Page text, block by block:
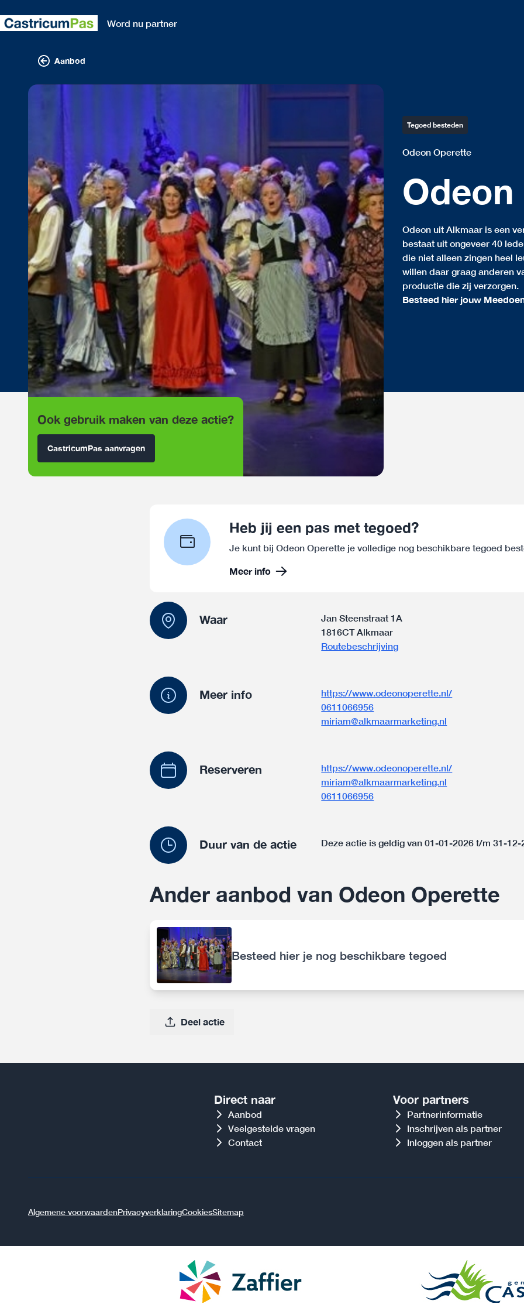
Word nu partner
Aanbod
Tegoed besteden
Odeon Operette
Odeon uit Alkmaar is een
bestaat uit ongeveer 40
die niet alleen zingen heel
willen daar graag anderen
productie die zij verzorgen.
Besteed hier jouw
Ook gebruik maken van deze actie?
CastricumPas aanvragen
Heb jij een pas met tegoed?
Je kunt bij Odeon Operette je volledige nog beschikbare tegoed
Meer info
Waar
Jan Steenstraat 1A
1816CT Alkmaar
Routebeschrijving
Meer info
https://www.odeonoperette.nl/
0611066956
miriam@alkmaarmarketing.nl
Reserveren
https://www.odeonoperette.nl/
miriam@alkmaarmarketing.nl
0611066956
Duur van de actie Deze actie is geldig van 01-01-2026 t/m 31-12-
Ander aanbod van Odeon Operette
Besteed hier je nog beschikbare tegoed
Deel actie
Direct naar
Aanbod
Veelgestelde vragen
Contact
Voor partners
Partnerinformatie
Inschrijven als partner
Inloggen als partner
Algemene voorwaardenPrivacyverklaringCookiesSitemap